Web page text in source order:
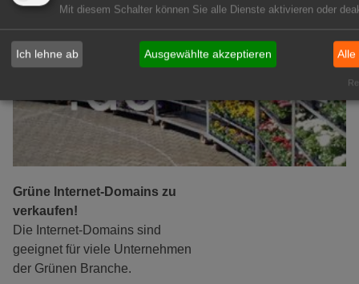
Grüne Internet-Domains zu
verkaufen!
Die Internet-Domains sind
geeignet für viele Unternehmen
der Grünen Branche.
Mit diesem Schalter können Sie alle Dienste aktivieren oder
Ich lehne ab Ausgewählte akzeptieren Alle